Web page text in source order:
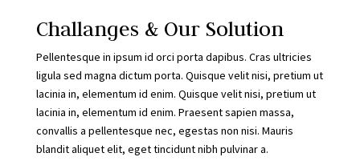
Challanges & Our Solution
Pellentesque in ipsum id orci porta dapibus. Cras ultricies
ligula sed magna dictum porta. Quisque velit nisi, pretium ut
lacinia in, elementum id enim. Quisque velit nisi, pretium ut
lacinia in, elementum id enim. Praesent sapien massa,
convallis a pellentesque nec, egestas non nisi. Mauris
blandit aliquet elit, eget tincidunt nibh pulvinar a.